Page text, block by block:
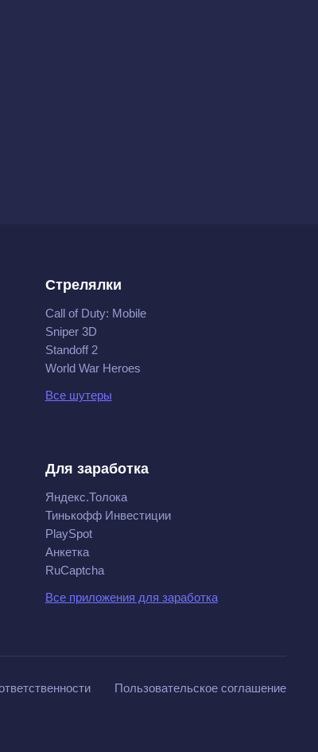
Стрелялки
Call of Duty: Mobile
Sniper 3D
Standoff 2
World War Heroes
Все шутеры
Для заработка
Яндекс.Толока
Тинькофф Инвестиции
PlaySpot
Анкетка
RuCaptcha
Все приложения для заработка
Пользовательское соглашение